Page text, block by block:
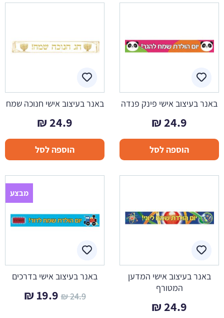
באנר בעיצוב אישי פינק פנדה
24.9
₪
הוספה לסל
באנר בעיצוב אישי חנוכה שמח
24.9
₪
הוספה לסל
באנר בעיצוב אישי המדען
המטורף
24.9
₪
מבצע
באנר בעיצוב אישי בדרכים
24.9
₪ המחיר
19.9
₪